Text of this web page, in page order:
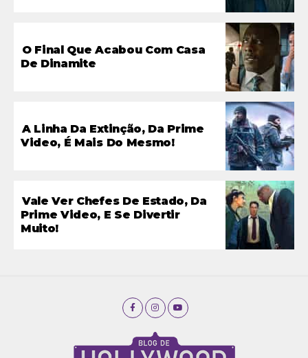
O Final Que Acabou Com Casa
De Dinamite
A Linha Da Extinção, Da Prime
Video, É Mais Do Mesmo!
Vale Ver Chefes De Estado, Da
Prime Video, E Se Divertir
Muito!